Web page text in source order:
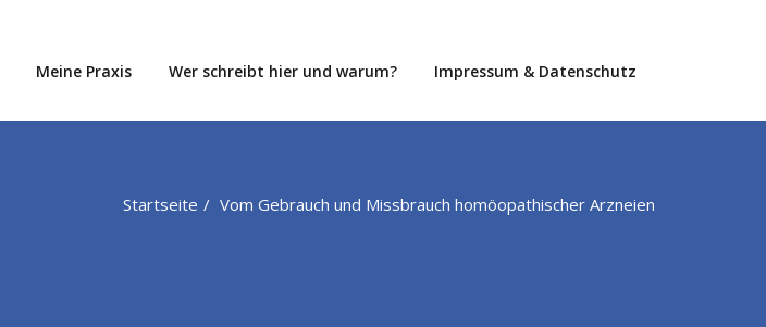
Meine Praxis Wer schreibt hier und warum? Impressum & Datenschutz
Startseite Vom Gebrauch und Missbrauch homöopathischer Arzneien